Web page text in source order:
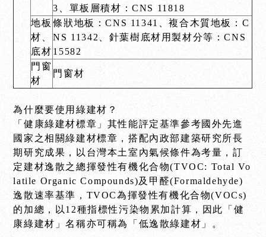
3、單板層積材：CNS 11818
地板
材、
底材
條狀地板：CNS 11341、複合木質地板：C
NS 11342、針葉樹底材用製材分等：CNS
15582
門窗
材
門窗材
為什麼要使用綠建材？
「健康綠建材標章」其性能評定基準參考國外先進
國家之相關綠建材標章，搭配內政部建築研究所長
期研究成果，以台灣本土室內氣候條件為考量，訂
定建材逸散之總揮發性有機化合物(TVOC: Total Vo
latile Organic Compounds)及甲醛(Formaldehyde)
逸散速率基準，TVOC為揮發性有機化合物(VOCs)
的加總，以12種指標性污染物累加計算，因此「健
康綠建材」名稱亦可稱為「低逸散綠建材」。